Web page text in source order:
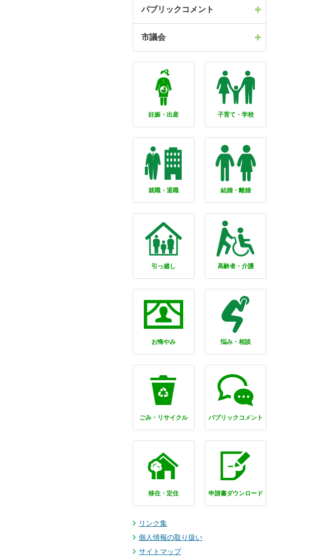
パブリックコメント
市議会
妊娠・出産 子育て・学校
就職・退職 結婚・離婚
引っ越し 高齢者・介護
お悔やみ 悩み・相談
ごみ・リサイクル パブリックコメント
移住・定住 申請書ダウンロード
リンク集
個人情報の取り扱い
サイトマップ